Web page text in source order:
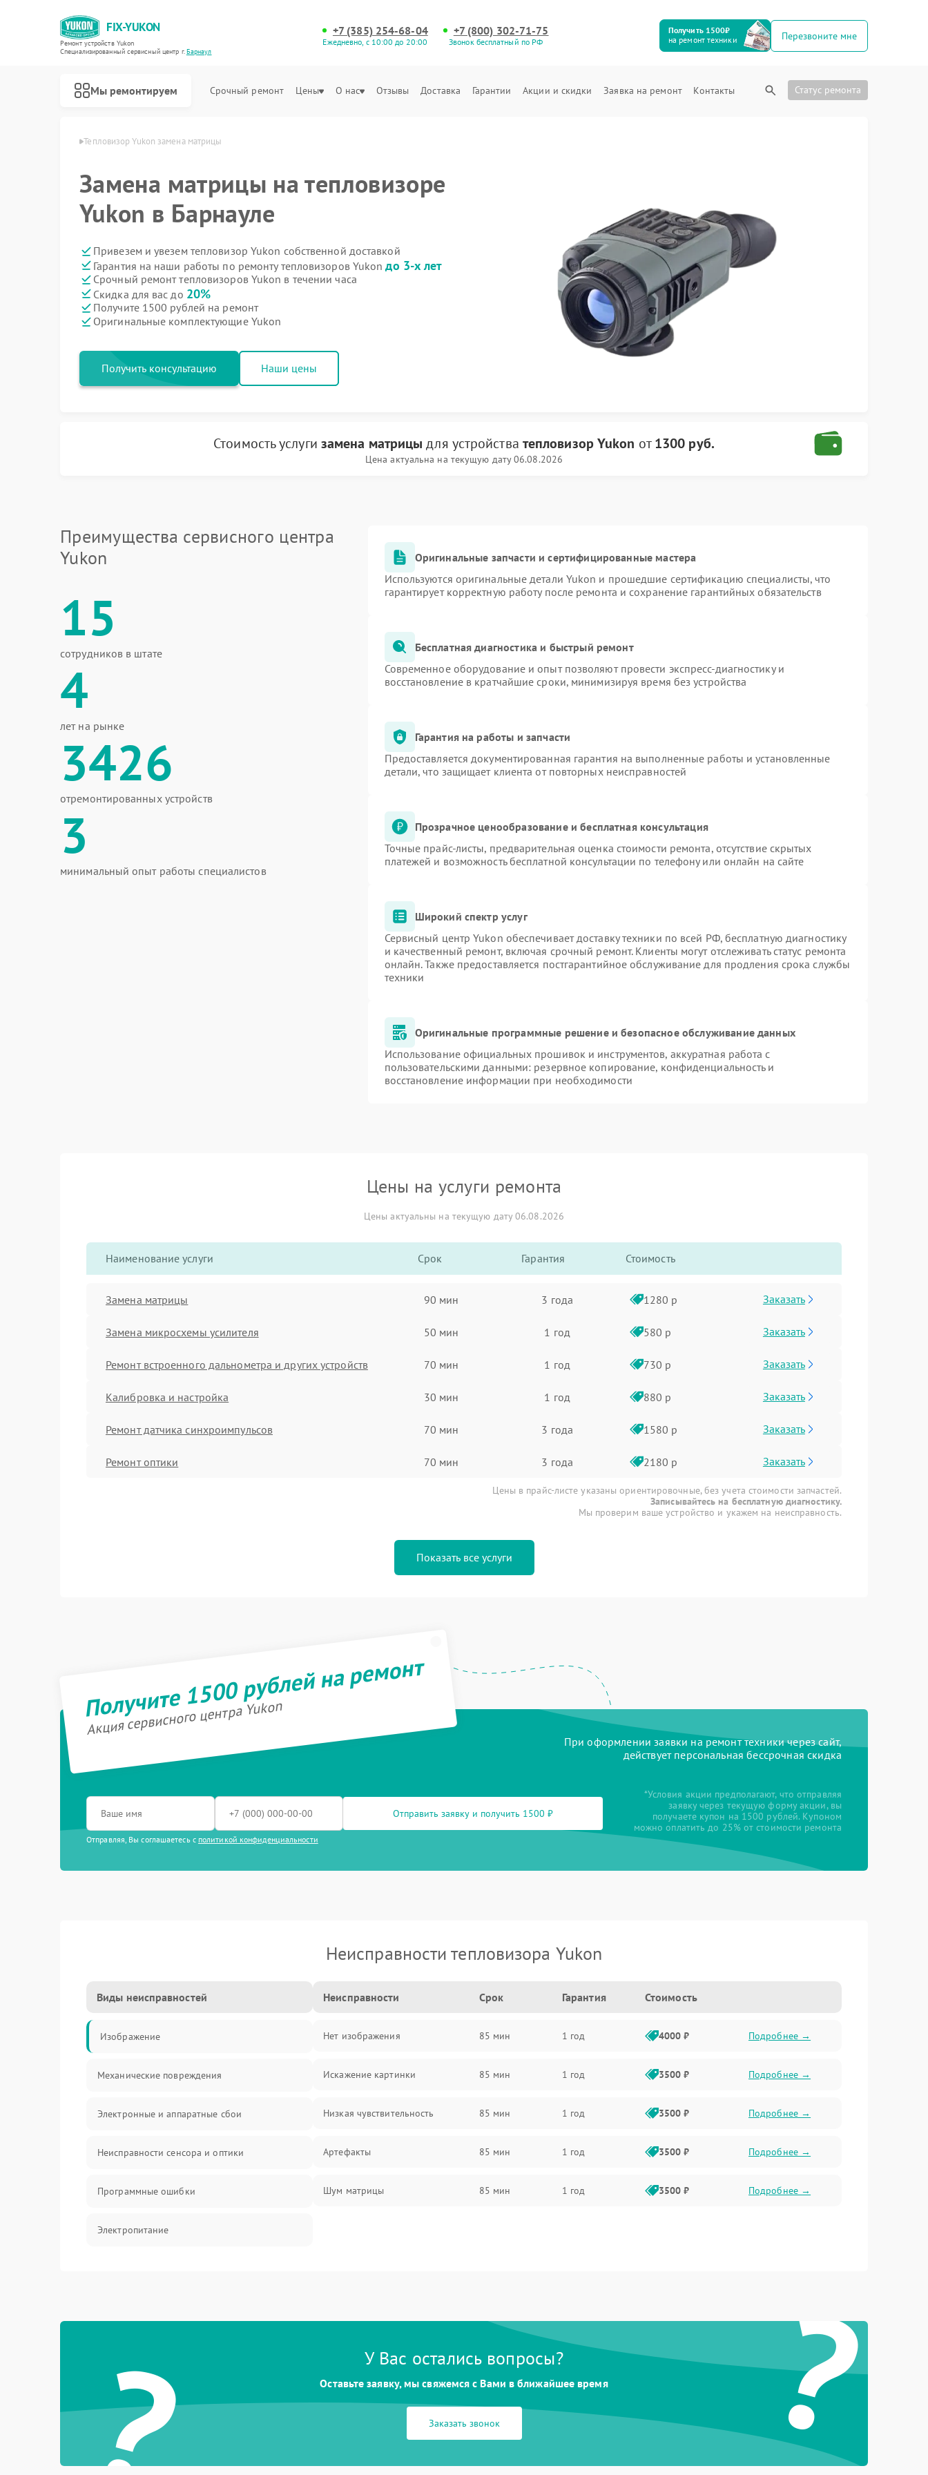
FIX-YUKON
Ремонт устройств Yukon
Специализированный cервисный центр г.Барнаул
+7 (385) 254-68-04
Ежедневно, с 10:00 до 20:00
+7 (800) 302-71-75
Звонок бесплатный по РФ
Получить 1500₽
на ремонт техники
Перезвоните мне
Мы ремонтируем Срочный ремонт Цены О нас Отзывы Доставка Гарантии Акции и скидки Заявка на ремонт Контакты Статус ремонта
Yukon в Барнауле Тепловизор Yukon замена матрицы
Замена матрицы на тепловизоре
Yukon в Барнауле
Привезем и увезем тепловизор Yukon собственной доставкой
Гарантия на наши работы по ремонту тепловизоров Yukonдо 3-х лет
Срочный ремонт тепловизоров Yukon в течении часа
Скидка для вас до 20%
Получите 1500 рублей на ремонт
Оригинальные комплектующие Yukon
Получить консультацию Наши цены
Стоимость услуги замена матрицы для устройства тепловизор Yukon от1300 руб.
Цена актуальна на текущую дату 06.08.2026
Преимущества сервисного центра
Yukon
15
сотрудников в штате
4
лет на рынке
3426
отремонтированных устройств
3
минимальный опыт работы специалистов
Оригинальные запчасти и сертифицированные мастера
Используются оригинальные детали Yukon и прошедшие сертификацию специалисты, что
гарантирует корректную работу после ремонта и сохранение гарантийных обязательств
Бесплатная диагностика и быстрый ремонт
Современное оборудование и опыт позволяют провести экспресс-диагностику и
восстановление в кратчайшие сроки, минимизируя время без устройства
Гарантия на работы и запчасти
Предоставляется документированная гарантия на выполненные работы и установленные
детали, что защищает клиента от повторных неисправностей
Прозрачное ценообразование и бесплатная консультация
Точные прайс-листы, предварительная оценка стоимости ремонта, отсутствие скрытых
платежей и возможность бесплатной консультации по телефону или онлайн на сайте
Широкий спектр услуг
Сервисный центр Yukon обеспечивает доставку техники по всей РФ, бесплатную диагностику
и качественный ремонт, включая срочный ремонт. Клиенты могут отслеживать статус ремонта
онлайн. Также предоставляется постгарантийное обслуживание для продления срока службы
техники
Оригинальные программные решение и безопасное обслуживание данных
Использование официальных прошивок и инструментов, аккуратная работа с
пользовательскими данными: резервное копирование, конфиденциальность и
восстановление информации при необходимости
Цены на услуги ремонта
Цены актуальны на текущую дату 06.08.2026
Наименование услуги Срок Гарантия Стоимость
Замена матрицы 90 мин 3 года 1280 р Заказать
Замена микросхемы усилителя 50 мин 1 год 580 р Заказать
Ремонт встроенного дальнометра и других устройств 70 мин 1 год 730 р Заказать
Калибровка и настройка 30 мин 1 год 880 р Заказать
Ремонт датчика синхроимпульсов 70 мин 3 года 1580 р Заказать
Ремонт оптики 70 мин 3 года 2180 р Заказать
Цены в прайс-листе указаны ориентировочные, без учета стоимости запчастей.
Записывайтесь на бесплатную диагностику.
Мы проверим ваше устройство и укажем на неисправность.
Показать все услуги
Получите 1500 рублей на ремонт
Акция сервисного центра Yukon
При оформлении заявки на ремонт техники через сайт,
действует персональная бессрочная скидка
Отправить заявку и получить 1500 ₽
Отправляя, Вы соглашаетесь с политикой конфиденциальности
*Условия акции предполагают, что отправляя
заявку через текущую форму акции, вы
получаете купон на 1500 рублей. Купоном
можно оплатить до 25% от стоимости ремонта
Неисправности тепловизора Yukon
Виды неисправностей
Изображение
Механические повреждения
Электронные и аппаратные сбои
Неисправности сенсора и оптики
Программные ошибки
Электропитание
Температурные проблемы
Сбои коммуникаций и интерфейсов
Программные сбои
Неисправности Срок Гарантия Стоимость
Нет изображения 85 мин 1 год 4000 ₽ Подробнее →
Искажение картинки 85 мин 1 год 3500 ₽ Подробнее →
Низкая чувствительность 85 мин 1 год 3500 ₽ Подробнее →
Артефакты 85 мин 1 год 3500 ₽ Подробнее →
Шум матрицы 85 мин 1 год 3500 ₽ Подробнее →
? ?
У Вас остались вопросы?
Оставьте заявку, мы свяжемся с Вами в ближайшее время
Заказать звонок